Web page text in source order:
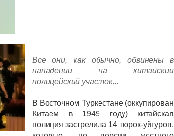
Все они, как обычно, обвинены в
нападении на китайский
полицейский участок...
В Восточном Туркестане (оккупирован
Китаем в 1949 году) китайская
полиция застрелила 14 тюрок-уйгуров,